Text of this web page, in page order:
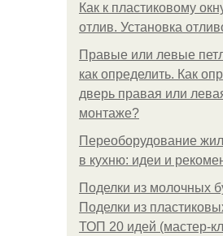
Как к пластиковому
отлив. Установка
Правые или левые
как определить. Как
дверь правая или
монтаже?
Переоборудование
в кухню: идеи и
Поделки из молочных
Поделки из
ТОП 20 идей (мастер-